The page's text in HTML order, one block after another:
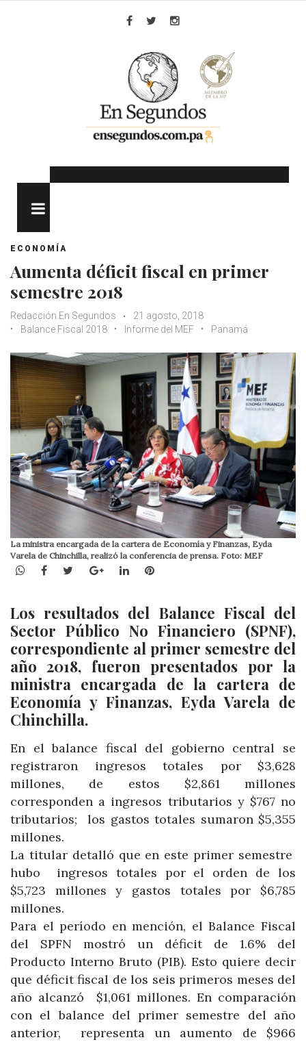
ECONOMÍA
Aumenta déficit fiscal en primer
semestre 2018
Redacción En Segundos
21 agosto, 2018
Balance Fiscal 2018
Informe del MEF Panamá
La ministra encargada de la cartera de Economía y Finanzas, Eyda
Varela de Chinchilla, realizó la conferencia de prensa. Foto: MEF
WhatsApp
Facebook
TwitterGoogle+LinkedInPinterest
Los resultados del Balance Fiscal del
Sector Público No Financiero (SPNF),
correspondiente al primer semestre del
año 2018, fueron presentados por la
ministra encargada de la cartera de
Economía y Finanzas, Eyda Varela de
Chinchilla.
En el balance fiscal del gobierno central se
registraron ingresos totales por $3,628
millones, de estos $2,861 millones
corresponden a ingresos tributarios y $767 no
tributarios; los gastos totales sumaron $5,355
millones.
La titular detalló que en este primer semestre
hubo ingresos totales por el orden de los
$5,723 millones y gastos totales por $6,785
millones.
Para el período en mención, el Balance Fiscal
del SPFN mostró un déficit de 1.6% del
Producto Interno Bruto (PIB). Esto quiere decir
que déficit fiscal de los seis primeros meses del
año alcanzó $1,061 millones. En comparación
con el balance del primer semestre del año
anterior, representa un aumento de $966